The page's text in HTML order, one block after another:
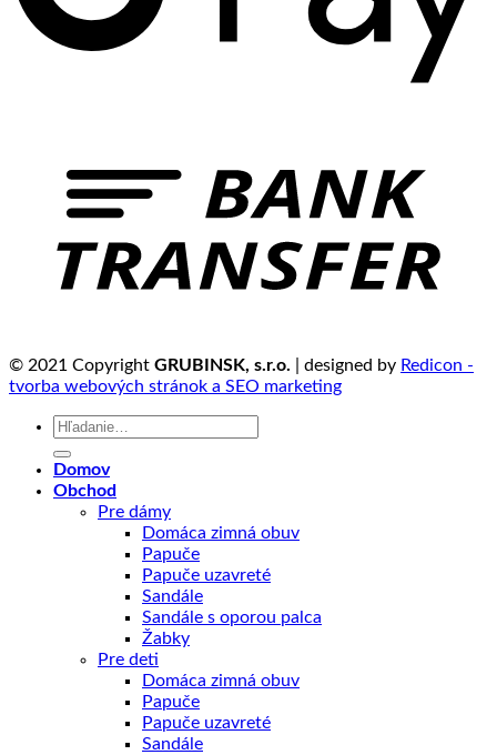
© 2021 Copyright GRUBINSK, s.r.o. | designed by Redicon -
tvorba webových stránok a SEO marketing
Hľadať:
Domov
Obchod
Pre dámy
Domáca zimná obuv
Papuče
Papuče uzavreté
Sandále
Sandále s oporou palca
Žabky
Pre deti
Domáca zimná obuv
Papuče
Papuče uzavreté
Sandále